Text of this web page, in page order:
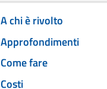
A chi è rivolto
Approfondimenti
Come fare
Costi